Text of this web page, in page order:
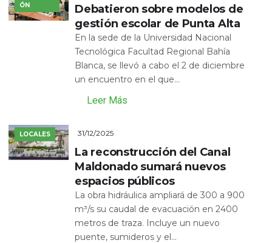
ÓN
Debatieron sobre modelos de
gestión escolar de Punta Alta
En la sede de la Universidad Nacional
Tecnológica Facultad Regional Bahía
Blanca, se llevó a cabo el 2 de diciembre
un encuentro en el que...
Leer Más
LOCALES 31/12/2025
La reconstrucción del Canal
Maldonado sumará nuevos
espacios públicos
La obra hidráulica ampliará de 300 a 900
m³/s su caudal de evacuación en 2400
metros de traza. Incluye un nuevo
puente, sumideros y el...